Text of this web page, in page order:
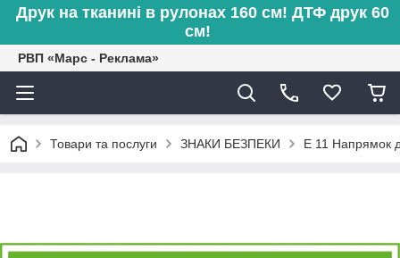
Друк на тканині в рулонах 160 см! ДТФ друк 60
см!
РВП «Марс - Реклама»
Товари та послуги ЗНАКИ БЕЗПЕКИ E 11 Напрямок